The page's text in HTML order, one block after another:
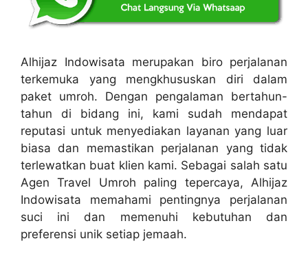
Alhijaz Indowisata merupakan biro perjalanan
terkemuka yang mengkhususkan diri dalam
paket umroh. Dengan pengalaman bertahun-
tahun di bidang ini, kami sudah mendapat
reputasi untuk menyediakan layanan yang luar
biasa dan memastikan perjalanan yang tidak
terlewatkan buat klien kami. Sebagai salah satu
Agen Travel Umroh paling tepercaya, Alhijaz
Indowisata memahami pentingnya perjalanan
suci ini dan memenuhi kebutuhan dan
preferensi unik setiap jemaah.